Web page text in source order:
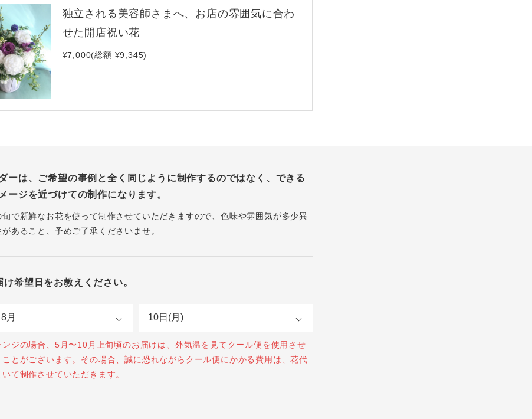
独立される美容師さまへ、お店の雰囲気に合わ
せた開店祝い花
¥7,000(総額 ¥9,345)
ーは、ご希望の事例と全く同じように制作するのではなく、できる
ージを近づけての制作になります。
旬で新鮮なお花を使って制作させていただきますので、色味や雰囲気が多少異
あること、予めご了承くださいませ。
け希望日をお教えください。
ジの場合、5月〜10月上旬頃のお届けは、外気温を見てクール便を使用させ
ことがございます。その場合、誠に恐れながらクール便にかかる費用は、花代
て制作させていただきます。